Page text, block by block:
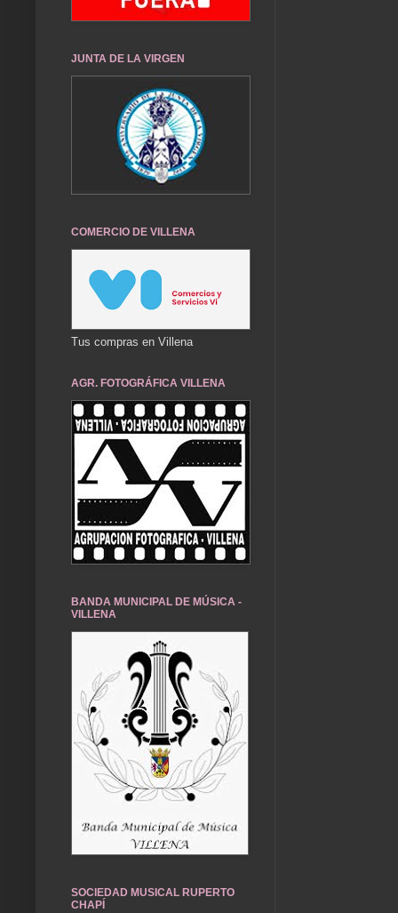
JUNTA DE LA VIRGEN
COMERCIO DE VILLENA
Tus compras en Villena
AGR. FOTOGRÁFICA VILLENA
BANDA MUNICIPAL DE MÚSICA -
VILLENA
SOCIEDAD MUSICAL RUPERTO
CHAPÍ